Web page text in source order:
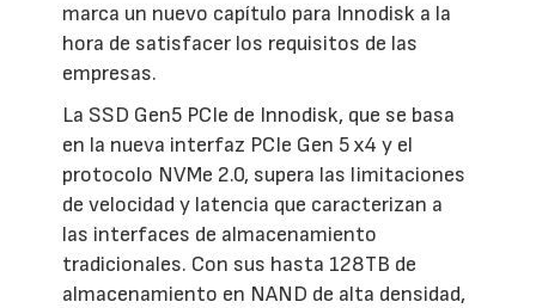
marca un nuevo capítulo para Innodisk a la
hora de satisfacer los requisitos de las
empresas.
La SSD Gen5 PCIe de Innodisk, que se basa
en la nueva interfaz PCIe Gen 5 x4 y el
protocolo NVMe 2.0, supera las limitaciones
de velocidad y latencia que caracterizan a
las interfaces de almacenamiento
tradicionales. Con sus hasta 128TB de
almacenamiento en NAND de alta densidad,